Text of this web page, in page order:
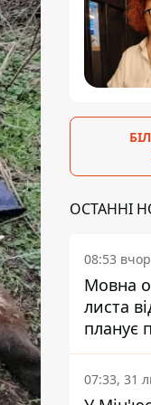
ОСТАННІ
08:53
Мовна
листа
планує
07:33, 31